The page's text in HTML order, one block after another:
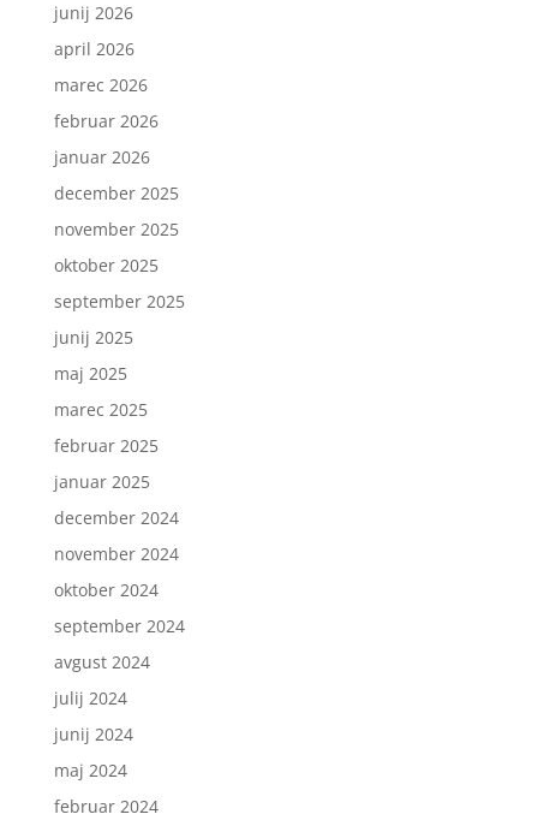
junij 2026
april 2026
marec 2026
februar 2026
januar 2026
december 2025
november 2025
oktober 2025
september 2025
junij 2025
maj 2025
marec 2025
februar 2025
januar 2025
december 2024
november 2024
oktober 2024
september 2024
avgust 2024
julij 2024
junij 2024
maj 2024
februar 2024